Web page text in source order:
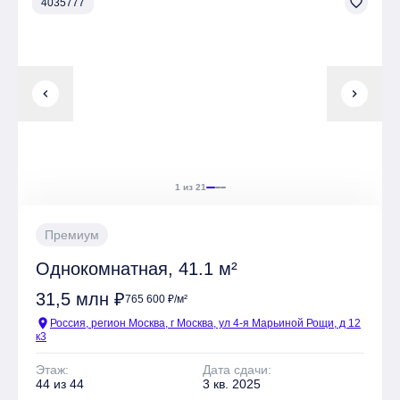
chevron_left chevron_right
1 из 21
4035777
Премиум
Однокомнатная, 41.1 м²
31,5 млн ₽765 600 ₽/м²
location_on Россия, регион Москва, г Москва, ул 4-я Марьиной Рощи, д 12
к3
Этаж:
44 из 44
Дата сдачи:
3 кв. 2025